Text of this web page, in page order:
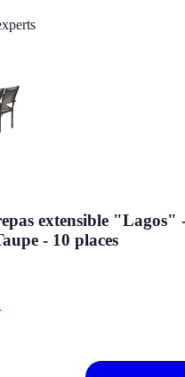
extensible "Lagos"
- 10 places